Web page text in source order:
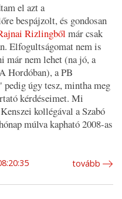
el azt a
bespájzolt, és gondosan
Rizlingből már csak
Elfogultságomat nem is
már nem lehet (na jó, a
Hordóban), a PB
pedig úgy tesz, mintha meg
kérdéseimet. Mi
kollégával a Szabó
múlva kapható 2008-as
tovább